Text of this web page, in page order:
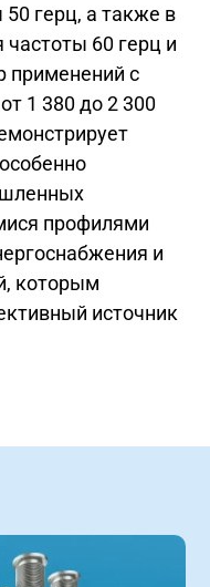
герц, а также в
60 герц и
применений с
1 380 до 2 300
профилями
и
которым
источник